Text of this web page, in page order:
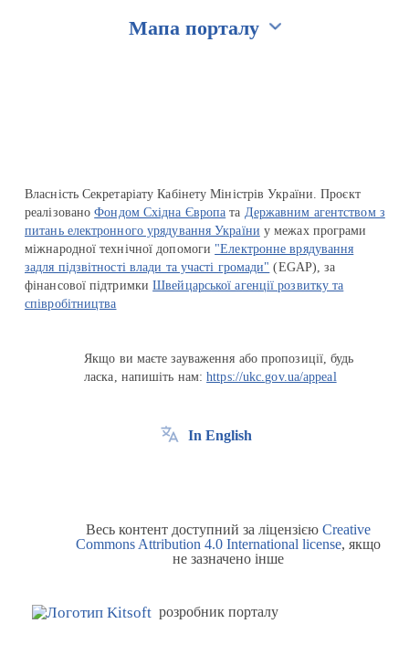
Мапа порталу
Власність Секретаріату Кабінету Міністрів України. Проєкт
реалізованоФондом Східна Європа та Державним агентством з
питань електронного урядування України у межах програми
міжнародної технічної допомоги "Електронне врядування
задля підзвітності влади та участі громади" (EGAP), за
фінансової підтримкиШвейцарської агенції розвитку та
співробітництва
Якщо ви маєте зауваження або пропозиції, будь
ласка, напишіть нам:https://ukc.gov.ua/appeal
In English
Весь контент доступний за ліцензією Creative
Commons Attribution 4.0 International license, якщо
не зазначено інше
розробник порталу